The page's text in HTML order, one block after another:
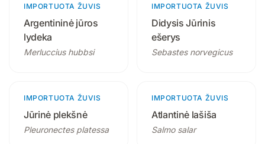
3 produktai
IMPORTUOTA ŽUVIS
Argentininė jūros
lydeka
Merluccius hubbsi
4 produktai
IMPORTUOTA ŽUVIS
Didysis Jūrinis
ešerys
Sebastes norvegicus
1 produktas
IMPORTUOTA ŽUVIS
Jūrinė plekšnė
Pleuronectes platessa
3 produktai
IMPORTUOTA ŽUVIS
Atlantinė lašiša
Salmo salar